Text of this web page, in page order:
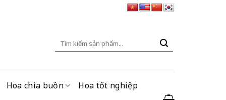
Tìm
Hoa chia buồn Hoa tốt nghiệp